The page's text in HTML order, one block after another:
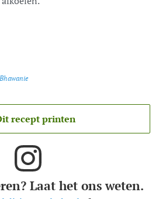
recept printen
Laat het ons weten.